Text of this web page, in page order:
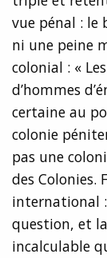
vue pénal : le
ni une peine
colonial : «
d’hommes
certaine au
colonie
pas une
des
international :
question, et
incalculable